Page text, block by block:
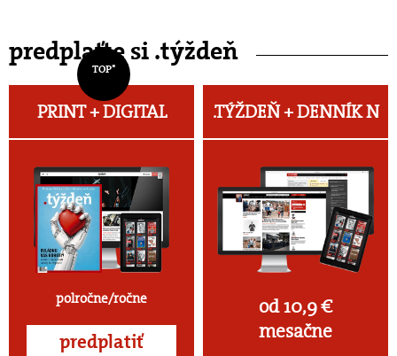
predplaťte si .týždeň
TOP*
PRINT + DIGITAL
polročne/ročne
predplatiť
.TÝŽDEŇ +DENNÍK N
od 10,9 €
mesačne